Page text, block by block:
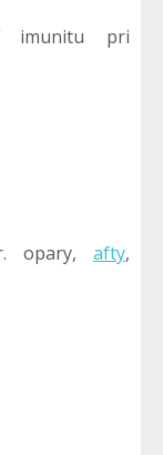
imunitu pri
opary, afty,